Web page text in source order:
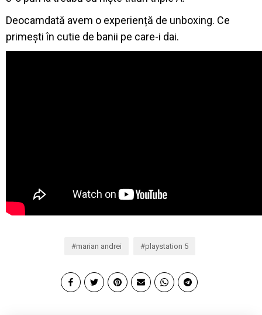
Deocamdată avem o experiență de unboxing. Ce
primești în cutie de banii pe care-i dai.
marian andrei playstation 5